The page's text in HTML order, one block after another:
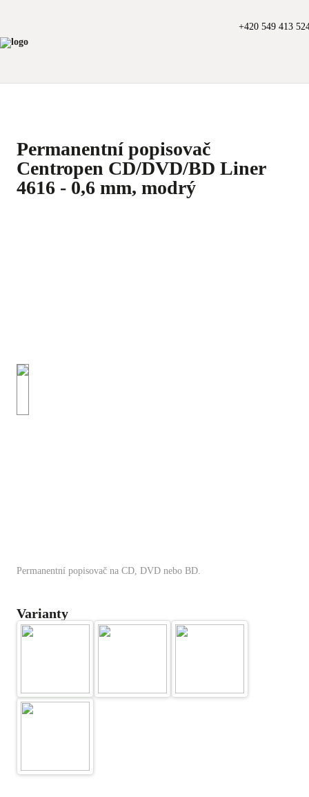
+420 549 413
Permanentní popisovač
Centropen CD/DVD/BD Liner
4616 - 0,6 mm, modrý
Permanentní popisovač na CD, DVD nebo BD.
Varianty